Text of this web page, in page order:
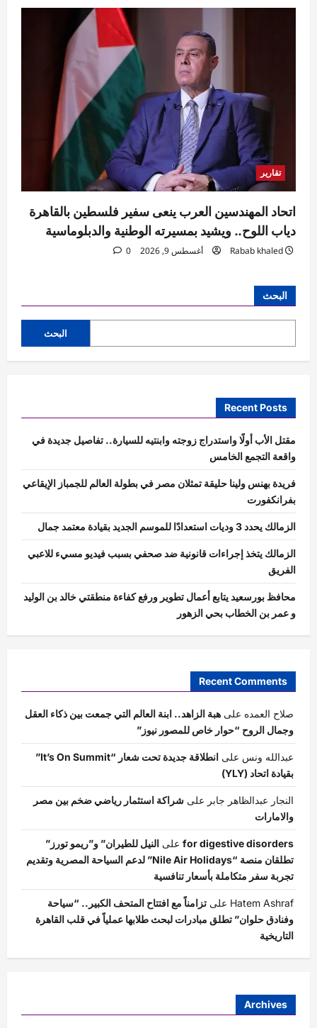
تقارير
اتحاد المهندسين العرب ينعى سفير فلسطين بالقاهرة
دياب اللوح.. ويشيد بمسيرته الوطنية والدبلوماسية
Rabab khaled أغسطس 9, 2026 0
البحث
البحث
Recent Posts
مقتل الأب أولًا واستدراج زوجته وابنتيه للسيارة.. تفاصيل جديدة في
واقعة التجمع الخامس
فريدة بهنس ولينا حليقة تمثلان مصر في بطولة العالم للجمباز الإيقاعي
بفرانكفورت
الزمالك يحدد 3 وديات استعدادًا للموسم الجديد بقيادة معتمد جمال
الزمالك يتخذ إجراءات قانونية ضد صحفي بسبب فيديو مسيء للاعبي
الفريق
محافظ بورسعيد يتابع أعمال تطوير ورفع كفاءة منطقتي خالد بن الوليد
و عمر بن الخطاب بحي الزهور
Recent Comments
صلاح العمده على هبة الزاهد.. ابنة العالم التي جمعت بين ذكاء العقل
وجمال الروح “حوار خاص للمصور نيوز”
عبدالله ونس على
انطلاقة جديدة تحت شعار “It’s On Summit”
بقيادة اتحاد (YLY)
النجار عبدالظاهر جابر على شراكة استثمار رياضي ضخم بين مصر
والامارات
for digestive disorders على النيل للطيران” و”ريمو تورز”
تطلقان منصة “Nile Air Holidays” لدعم السياحة المصرية وتقديم
تجربة سفر متكاملة بأسعار تنافسية
Hatem Ashraf على تزامناً مع افتتاح المتحف الكبير.. “سياحة
وفنادق حلوان” تطلق مبادرات لبحث طلابها عملياً في قلب القاهرة
التاريخية
Archives